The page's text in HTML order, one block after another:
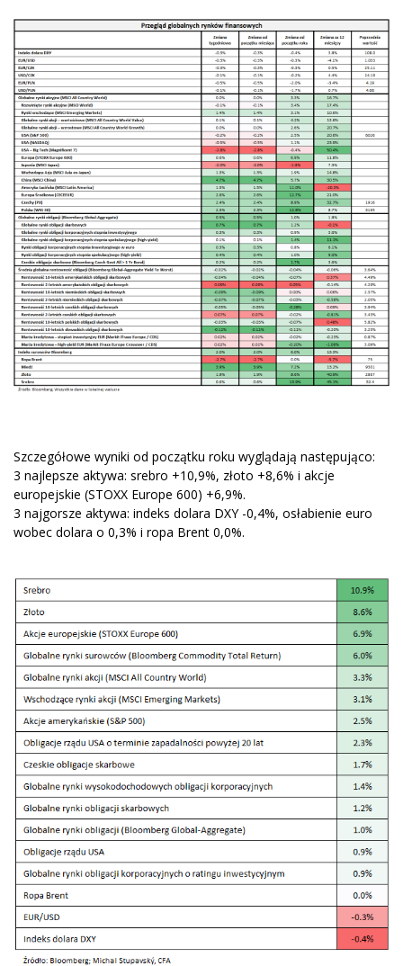
Szczegółowe wyniki od początku roku wyglądają następująco:
3 najlepsze aktywa: srebro +10,9%, złoto +8,6% i akcje
europejskie (STOXX Europe 600) +6,9%.
3 najgorsze aktywa: indeks dolara DXY -0,4%, osłabienie euro
wobec dolara o 0,3% i ropa Brent 0,0%.